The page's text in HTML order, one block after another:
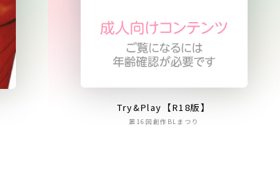
Try&Play【R18版】
第16回創作BLまつり